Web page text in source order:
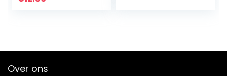
kindermotief om in
en meer,
Over ons